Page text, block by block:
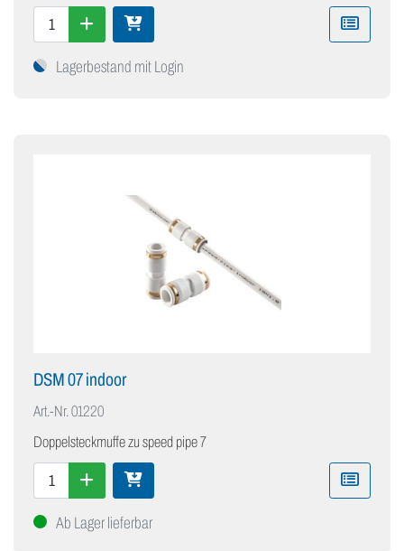
Lagerbestand mit Login
DSM 07 indoor
Art.-Nr.01220
Doppelsteckmuffe zu speed pipe 7
Ab Lager lieferbar